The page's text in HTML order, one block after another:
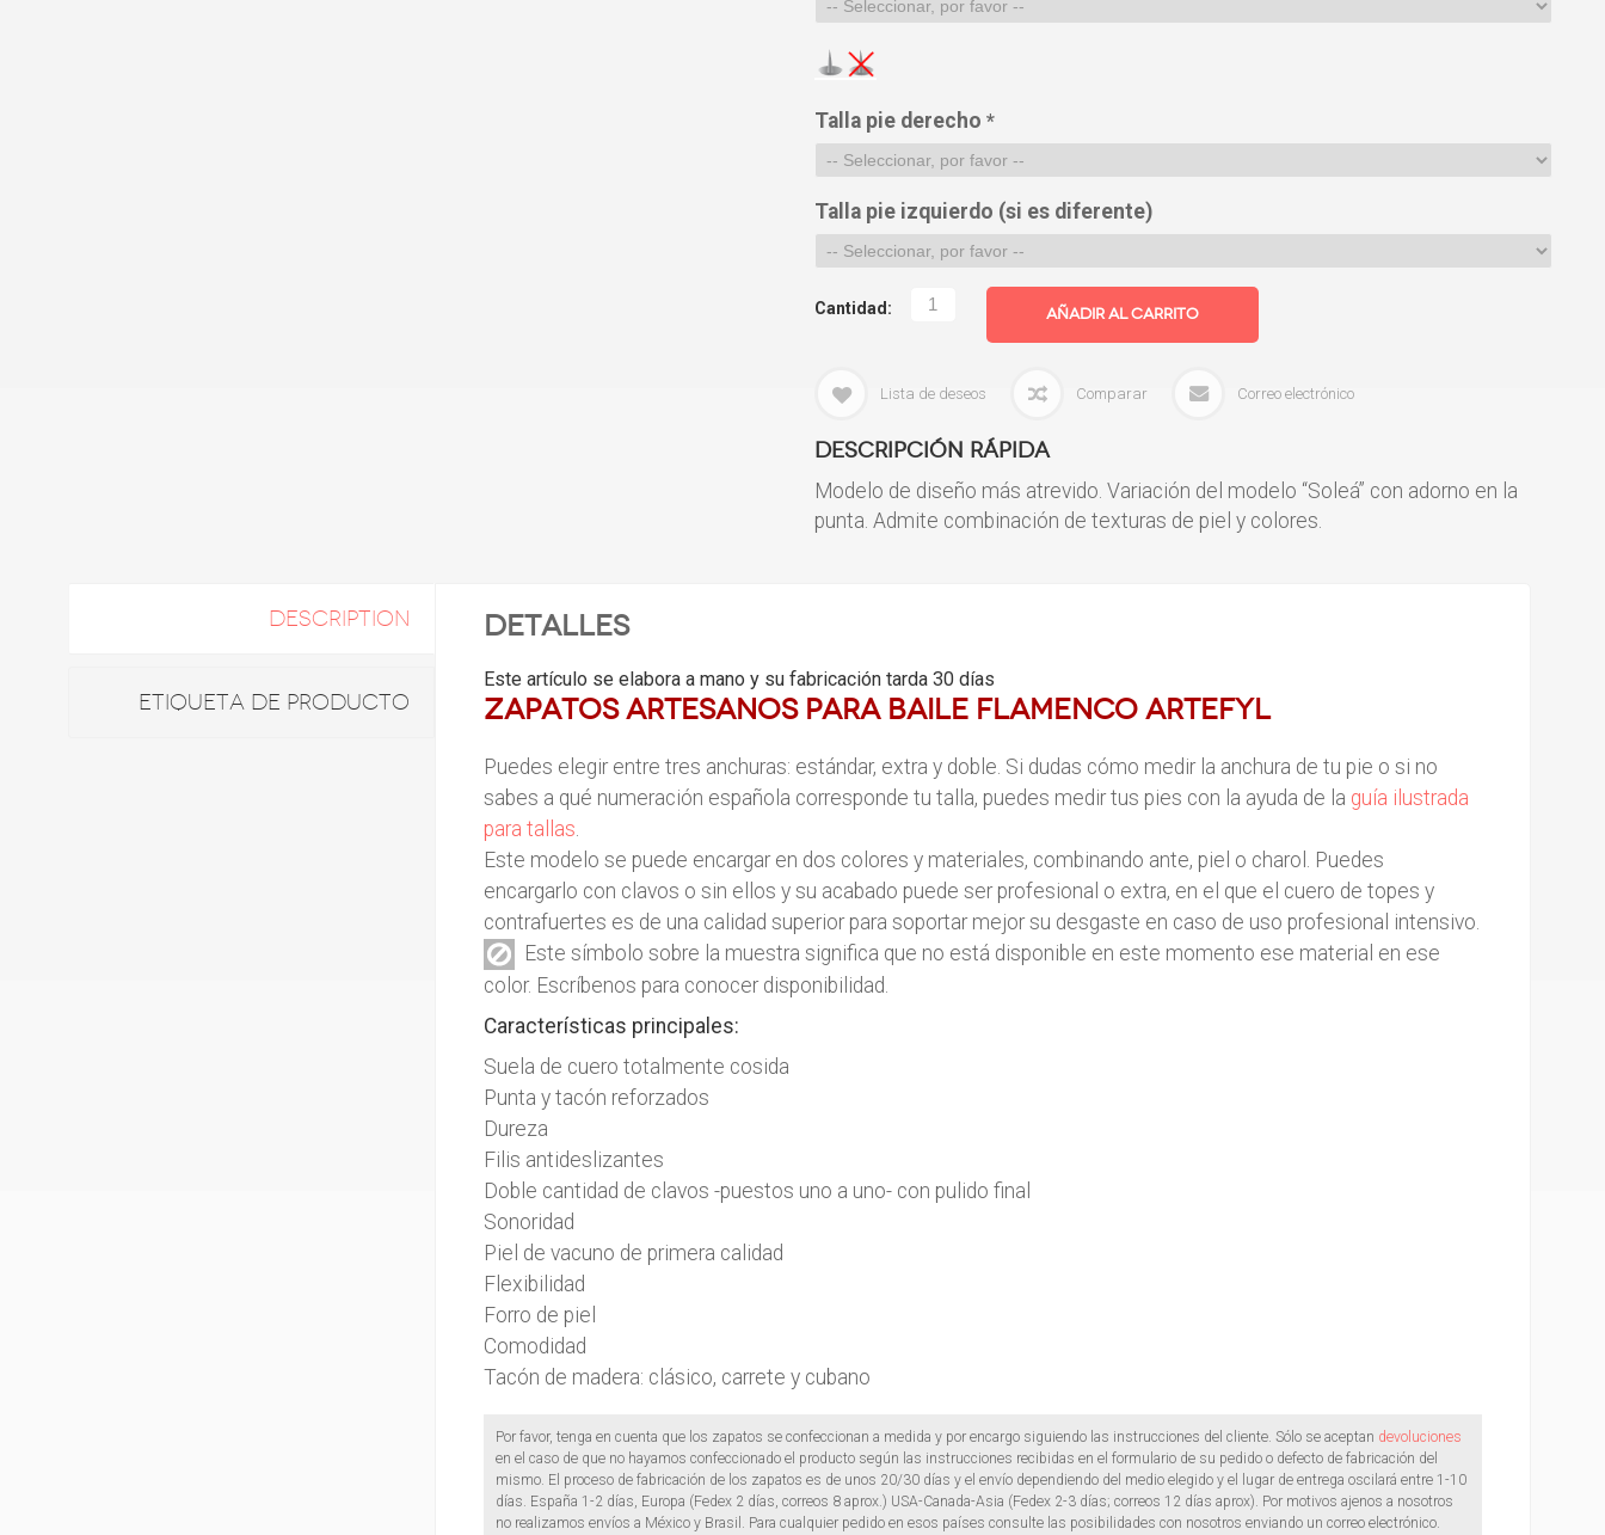
Talla pie derecho *
Talla pie izquierdo (si es diferente)
Cantidad: Añadir al Carrito
Lista de deseos Comparar Correo electrónico
Descripción rápida
Modelo de diseño más atrevido. Variación del modelo “Soleá” con adorno en la
punta. Admite combinación de texturas de piel y colores.
DESCRIPTION
ETIQUETA DE PRODUCTO
Detalles
Este artículo se elabora a mano y su fabricación tarda 30 días
Zapatos artesanos para baile flamenco ArteFYL
Puedes elegir entre tres anchuras: estándar, extra y doble. Si dudas cómo medir la anchura de tu pie o si no
sabes a qué numeración española corresponde tu talla, puedes medir tus pies con la ayuda de la guía ilustrada
para tallas.
Este modelo se puede encargar en dos colores y materiales, combinando ante, piel o charol. Puedes
encargarlo con clavos o sin ellos y su acabado puede ser profesional o extra, en el que el cuero de topes y
contrafuertes es de una calidad superior para soportar mejor su desgaste en caso de uso profesional intensivo.
Este símbolo sobre la muestra significa que no está disponible en este momento ese material en ese
color. Escríbenos para conocer disponibilidad.
Características principales:
Suela de cuero totalmente cosida
Punta y tacón reforzados
Dureza
Filis antideslizantes
Doble cantidad de clavos -puestos uno a uno- con pulido final
Sonoridad
Piel de vacuno de primera calidad
Flexibilidad
Forro de piel
Comodidad
Tacón de madera: clásico, carrete y cubano
Por favor, tenga en cuenta que los zapatos se confeccionan a medida y por encargo siguiendo las instrucciones del cliente. Sólo se aceptan devoluciones
en el caso de que no hayamos confeccionado el producto según las instrucciones recibidas en el formulario de su pedido o defecto de fabricación del
mismo. El proceso de fabricación de los zapatos es de unos 20/30 días y el envío dependiendo del medio elegido y el lugar de entrega oscilará entre 1-10
días. España 1-2 días, Europa (Fedex 2 días, correos 8 aprox.) USA-Canada-Asia (Fedex 2-3 días; correos 12 días aprox). Por motivos ajenos a nosotros
no realizamos envíos a México y Brasil. Para cualquier pedido en esos países consulte las posibilidades con nosotros enviando un correo electrónico.